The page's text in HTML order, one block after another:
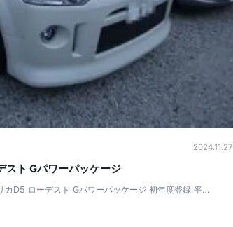
2024.11.27
スト Gパワーパッケージ
D5 ローデスト Gパワーパッケージ 初年度登録 平…